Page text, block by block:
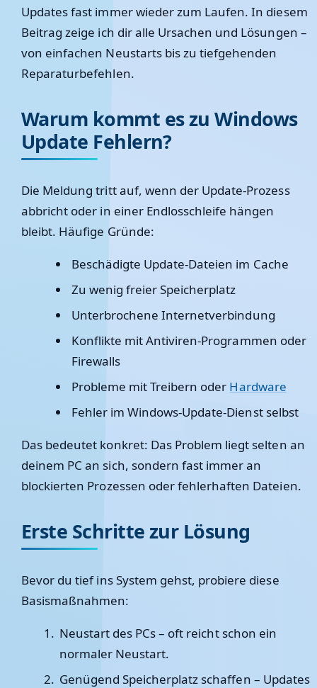
Updates fast immer wieder zum Laufen. In diesem
Beitrag zeige ich dir alle Ursachen und Lösungen –
von einfachen Neustarts bis zu tiefgehenden
Reparaturbefehlen.
Warum kommt es zu Windows
Update Fehlern?
Die Meldung tritt auf, wenn der Update-Prozess
abbricht oder in einer Endlosschleife hängen
bleibt. Häufige Gründe:
Beschädigte Update-Dateien im Cache
Zu wenig freier Speicherplatz
Unterbrochene Internetverbindung
Konflikte mit Antiviren-Programmen oder
Firewalls
Probleme mit Treibern oder Hardware
Fehler im Windows-Update-Dienst selbst
Das bedeutet konkret: Das Problem liegt selten an
deinem PC an sich, sondern fast immer an
blockierten Prozessen oder fehlerhaften Dateien.
Erste Schritte zur Lösung
Bevor du tief ins System gehst, probiere diese
Basismaßnahmen:
Neustart des PCs– oft reicht schon ein
normaler Neustart.
Genügend Speicherplatz schaffen – Updates